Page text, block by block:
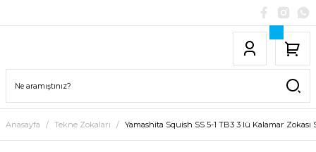
Anasayfa Tekne Zokaları Yamashita Squish SS 5-1 TB3 3 lü Kalamar Zokası